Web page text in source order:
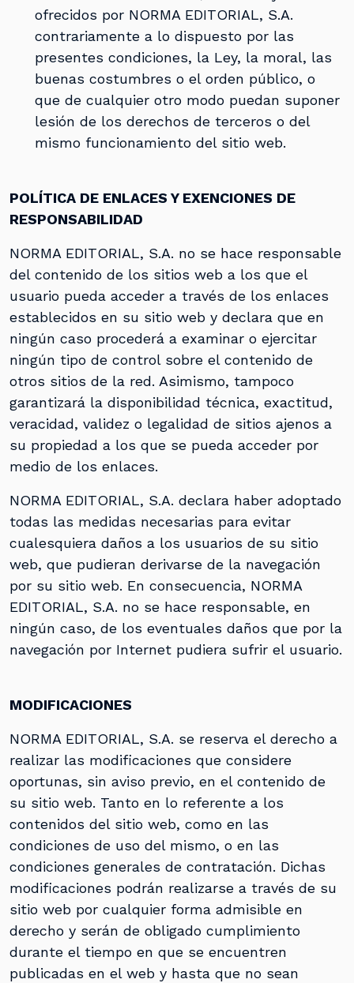
ofrecidos por NORMA EDITORIAL, S.A.
contrariamente a lo dispuesto por las
presentes condiciones, la Ley, la moral, las
buenas costumbres o el orden público, o
que de cualquier otro modo puedan suponer
lesión de los derechos de terceros o del
mismo funcionamiento del sitio web.
POLÍTICA DE ENLACES Y EXENCIONES DE
RESPONSABILIDAD
NORMA EDITORIAL, S.A. no se hace responsable
del contenido de los sitios web a los que el
usuario pueda acceder a través de los enlaces
establecidos en su sitio web y declara que en
ningún caso procederá a examinar o ejercitar
ningún tipo de control sobre el contenido de
otros sitios de la red. Asimismo, tampoco
garantizará la disponibilidad técnica, exactitud,
veracidad, validez o legalidad de sitios ajenos a
su propiedad a los que se pueda acceder por
medio de los enlaces.
NORMA EDITORIAL, S.A. declara haber adoptado
todas las medidas necesarias para evitar
cualesquiera daños a los usuarios de su sitio
web, que pudieran derivarse de la navegación
por su sitio web. En consecuencia, NORMA
EDITORIAL, S.A. no se hace responsable, en
ningún caso, de los eventuales daños que por la
navegación por Internet pudiera sufrir el usuario.
MODIFICACIONES
NORMA EDITORIAL, S.A. se reserva el derecho a
realizar las modificaciones que considere
oportunas, sin aviso previo, en el contenido de
su sitio web. Tanto en lo referente a los
contenidos del sitio web, como en las
condiciones de uso del mismo, o en las
condiciones generales de contratación. Dichas
modificaciones podrán realizarse a través de su
sitio web por cualquier forma admisible en
derecho y serán de obligado cumplimiento
durante el tiempo en que se encuentren
publicadas en el web y hasta que no sean